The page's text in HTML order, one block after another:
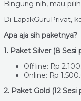
Bingung nih, mau
Di LapakGuruPrivat,
Apa aja sih paketnya?
1. Paket Silver (8 Sesi
Offline: Rp
Online: Rp
2. Paket Gold (12 Sesi